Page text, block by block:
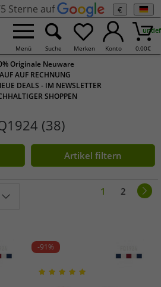
Sterne auf €
Menü Suche Merken Konto 0,00€
Originale Neuware
AUF RECHNUNG
DEALS - IM NEWSLETTER
SHOPPEN
(38)
Artikel filtern
1 2
-91%